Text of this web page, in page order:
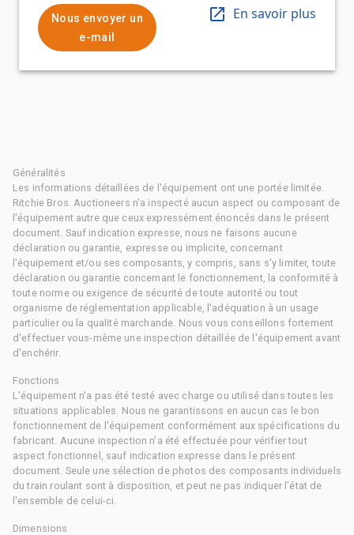
Nous envoyer un
e-mail
En savoir plus
Généralités
Les informations détaillées de l'équipement ont une portée limitée.
Ritchie Bros. Auctioneers n'a inspecté aucun aspect ou composant de
l'équipement autre que ceux expressément énoncés dans le présent
document. Sauf indication expresse, nous ne faisons aucune
déclaration ou garantie, expresse ou implicite, concernant
l'équipement et/ou ses composants, y compris, sans s'y limiter, toute
déclaration ou garantie concernant le fonctionnement, la conformité à
toute norme ou exigence de sécurité de toute autorité ou tout
organisme de réglementation applicable, l'adéquation à un usage
particulier ou la qualité marchande. Nous vous conseillons fortement
d'effectuer vous-même une inspection détaillée de l'équipement avant
d'enchérir.
Fonctions
L'équipement n'a pas été testé avec charge ou utilisé dans toutes les
situations applicables. Nous ne garantissons en aucun cas le bon
fonctionnement de l'équipement conformément aux spécifications du
fabricant. Aucune inspection n'a été effectuée pour vérifier tout
aspect fonctionnel, sauf indication expresse dans le présent
document. Seule une sélection de photos des composants individuels
du train roulant sont à disposition, et peut ne pas indiquer l'état de
l'ensemble de celui-ci.
Dimensions